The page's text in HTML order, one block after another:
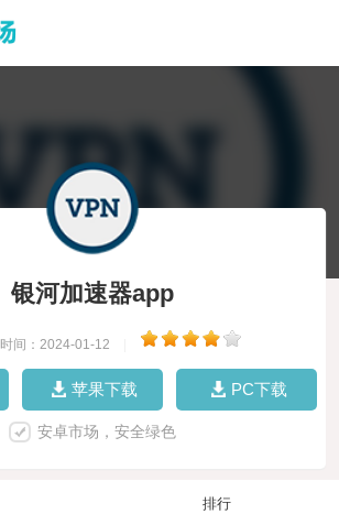
银河加速器app
时间：2024-01-12
苹果下载 PC下载
安卓市场，安全绿色
排行